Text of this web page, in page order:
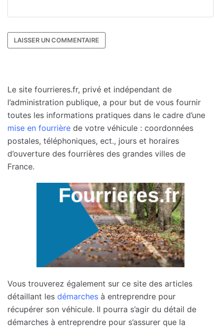
Le site fourrieres.fr, privé et indépendant de
l’administration publique, a pour but de vous fournir
toutes les informations pratiques dans le cadre d’une
mise en fourrière de votre véhicule : coordonnées
postales, téléphoniques, ect., jours et horaires
d’ouverture des fourrières des grandes villes de
France.
Vous trouverez également sur ce site des articles
détaillant les démarches à entreprendre pour
récupérer son véhicule. Il pourra s’agir du détail de
démarches à entreprendre pour s’assurer que la